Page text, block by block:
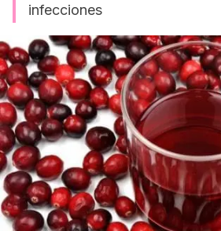
infecciones